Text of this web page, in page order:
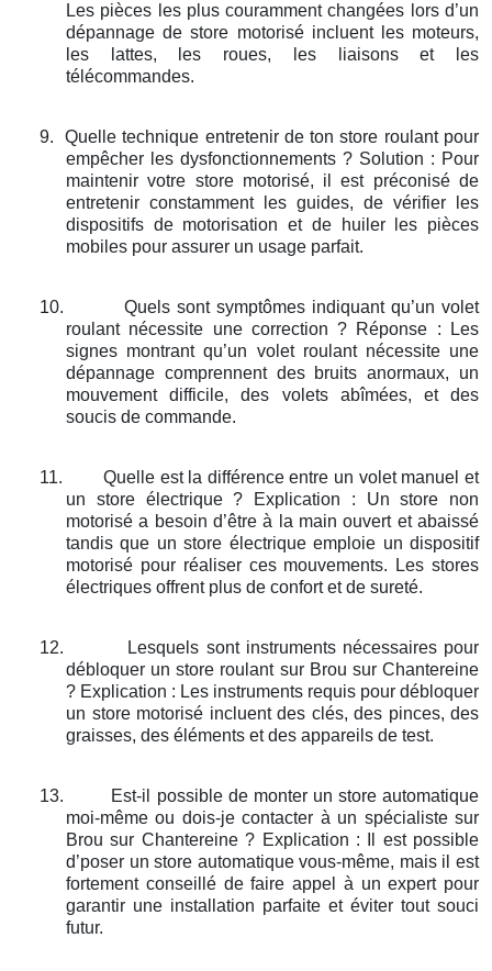
Les pièces les plus couramment changées lors d’un
dépannage de store motorisé incluent les moteurs,
les lattes, les roues, les liaisons et les
télécommandes.
9.
Quelle technique entretenir de ton store roulant pour
empêcher les dysfonctionnements ? Solution : Pour
maintenir votre store motorisé, il est préconisé de
entretenir constamment les guides, de vérifier les
dispositifs de motorisation et de huiler les pièces
mobiles pour assurer un usage parfait.
10.
Quels sont symptômes indiquant qu’un volet
roulant nécessite une correction ? Réponse : Les
signes montrant qu’un volet roulant nécessite une
dépannage comprennent des bruits anormaux, un
mouvement difficile, des volets abîmées, et des
soucis de commande.
11.
Quelle est la différence entre un volet manuel et
un store électrique ? Explication : Un store non
motorisé a besoin d’être à la main ouvert et abaissé
tandis que un store électrique emploie un dispositif
motorisé pour réaliser ces mouvements. Les stores
électriques offrent plus de confort et de sureté.
12.
Lesquels sont instruments nécessaires pour
débloquer un store roulant sur Brou sur Chantereine
? Explication : Les instruments requis pour débloquer
un store motorisé incluent des clés, des pinces, des
graisses, des éléments et des appareils de test.
13.
Est-il possible de monter un store automatique
moi-même ou dois-je contacter à un spécialiste sur
Brou sur Chantereine ? Explication : Il est possible
d’poser un store automatique vous-même, mais il est
fortement conseillé de faire appel à un expert pour
garantir une installation parfaite et éviter tout souci
futur.